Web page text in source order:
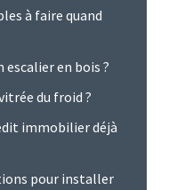
à faire quand
en bois ?
du froid ?
immobilier déjà
pour installer